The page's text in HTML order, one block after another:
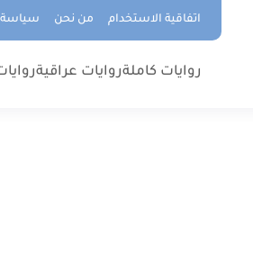
اتفاقية الاستخدام من نحن
روايات كاملةروايات عراقية